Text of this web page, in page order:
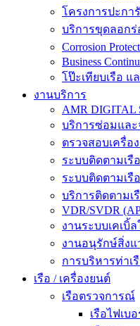
โครงการปะกา
บริการขุดลอกร่
Corrosion
Business
โป๊ะเทียบเรือ
งานบริการ
AMR DIGITAL
บริการซ่อมแล
ตรวจสอบเครื่อ
ระบบติดตามเรื
ระบบติดตามเรื
บริการติดตามเ
VDR/SVDR
งานระบบเคเบิ้
งานอนุรักษ์สิ่งแ
การบริหารท่าเ
เรือ / เครื่องยนต์
เรือตรวจการณ์
เรือไฟเบ